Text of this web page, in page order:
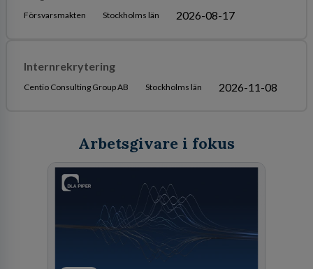
Försvarsmakten Stockholms län 2026-08-17
Internrekrytering
Centio Consulting Group AB Stockholms län 2026-11-08
Arbetsgivare i fokus